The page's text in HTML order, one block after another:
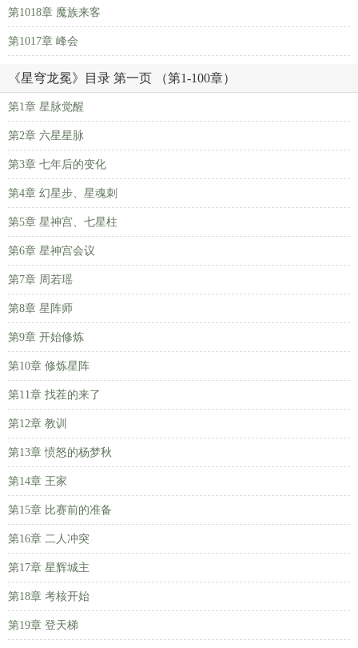
第1018章 魔族来客
第1017章 峰会
《星穹龙冕》目录 第一页 （第1-100章）
第1章 星脉觉醒
第2章 六星星脉
第3章 七年后的变化
第4章 幻星步、星魂刺
第5章 星神宫、七星柱
第6章 星神宫会议
第7章 周若瑶
第8章 星阵师
第9章 开始修炼
第10章 修炼星阵
第11章 找茬的来了
第12章 教训
第13章 愤怒的杨梦秋
第14章 王家
第15章 比赛前的准备
第16章 二人冲突
第17章 星辉城主
第18章 考核开始
第19章 登天梯